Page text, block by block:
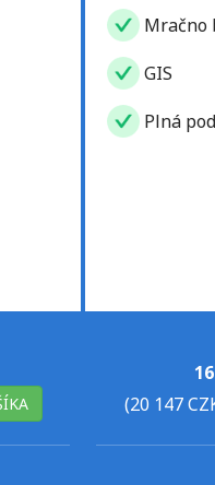
Mračno
GIS
Plná
(20 147